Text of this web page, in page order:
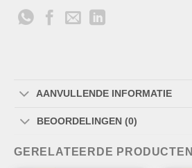
AANVULLENDE INFORMATIE
BEOORDELINGEN (0)
GERELATEERDE PRODUCTEN